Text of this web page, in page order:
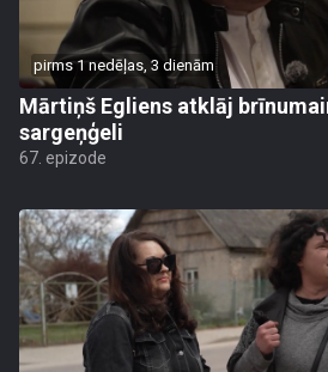
pirms 1 nedēļas, 3 dienām
Mārtiņš Egliens atklāj
sargeņģeli
67. epizode